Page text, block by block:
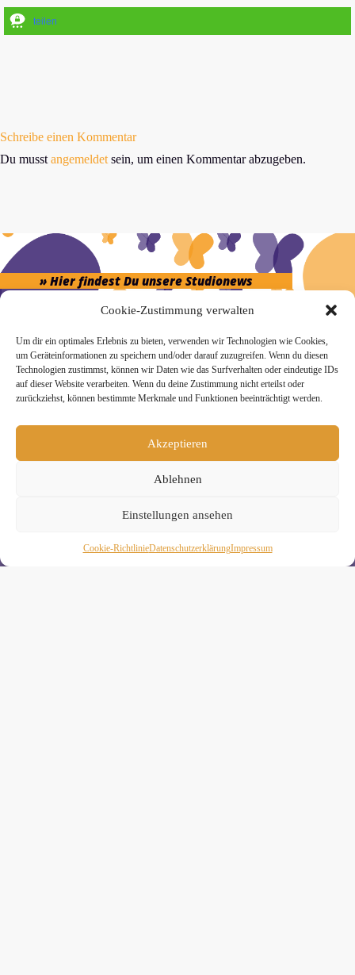
Cookie-Zustimmung verwalten
Um dir ein optimales Erlebnis zu bieten, verwenden wir Technologien wie Cookies,
um Geräteinformationen zu speichern und/oder darauf zuzugreifen. Wenn du diesen
Technologien zustimmst, können wir Daten wie das Surfverhalten oder eindeutige IDs
auf dieser Website verarbeiten. Wenn du deine Zustimmung nicht erteilst oder
zurückziehst, können bestimmte Merkmale und Funktionen beeinträchtigt werden.
Akzeptieren
Ablehnen
Einstellungen ansehen
Cookie-RichtlinieDaten­schutz­erklä­rungImpressum
teilen
Schreibe einen Kommentar
Du musst angemeldet sein, um einen Kommentar abzugeben.
» Hier findest Du unsere Studionews
» Unsere Hygienemassnahmen
Melde Dich hier zum Yogimotion Newsletter an:
aktuellen Kursen und Workshops bei Yogimotion. Du kannst
Nutzung Deiner Daten findest Du in unserer
Datenschutzerklärung.